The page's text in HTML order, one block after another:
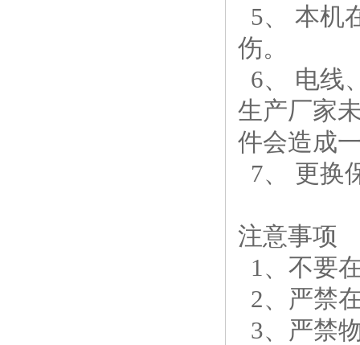
5、 本机
伤。
6、 电线
生产厂家
件会造成
7、 更换
注意事项
1、不要
2、严禁
3、严禁